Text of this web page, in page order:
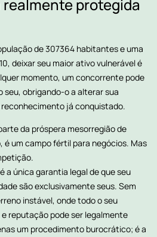
protegida
de 307364 habitantes e uma
deixar seu maior ativo vulnerável é
momento, um concorrente pode
seu, obrigando-o a alterar sua
já conquistado.
da próspera mesorregião de
é um campo fértil para negócios. Mas
a única garantia legal de que seu
são exclusivamente seus. Sem
instável, onde todo o seu
reputação pode ser legalmente
um procedimento burocrático; é a